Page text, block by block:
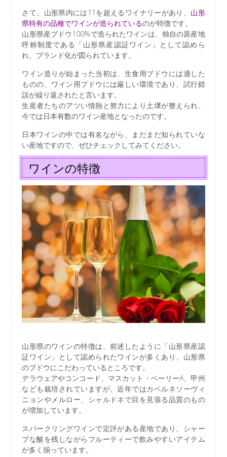
さて、山形県内には11を超えるワイナリーがあり、 山形
県特有の品種でワインが造られているのが特徴です。
山形県産ブドウ100%で造られたワインは、独自の原産地
呼称制度である「山形県産認証ワイン」として認めら
れ、ブランド化が図られています。
ワイン造りが始まった当初は、生食用ブドウには適した
ものの、ワイン用ブドウには厳しい環境であり、試行錯
誤が繰り返されたと言います。
生産者たちのアツい情熱と努力により土壌が整えられ、
今では日本有数のワイン産地となったのです。
日本ワインの中では有名ながら、まだまだ知られていな
い産地ですので、ぜひチェックしてみてください。
ワインの特徴
山形県のワインの特徴は、前述したように「山形県産認
証ワイン」として認められたワインが多くあり、山形県
のブドウにこだわっているところです。
デラウェアやコンコード、マスカット・ベーリーA、甲州
なども栽培されていますが、近年ではカベルネソーヴィ
ニョンやメルロー、シャルドネで目を見張る品質のもの
が増加しています。
スパークリングワインで定評がある産地であり、シャー
プな酸を残しながらフルーティーで飲みやすいアイテム
が多く揃っています。